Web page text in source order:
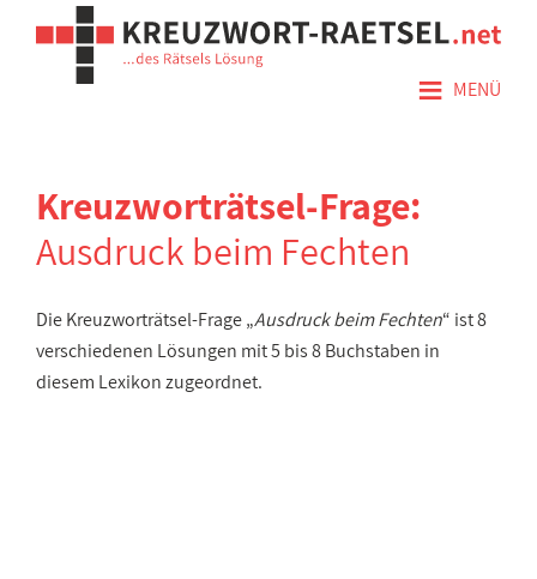
≡ MENÜ
Kreuzworträtsel-Frage:
Ausdruck beim Fechten
Die Kreuzworträtsel-Frage „Ausdruck beim Fechten“ ist 8
verschiedenen Lösungen mit 5 bis 8 Buchstaben in
diesem Lexikon zugeordnet.